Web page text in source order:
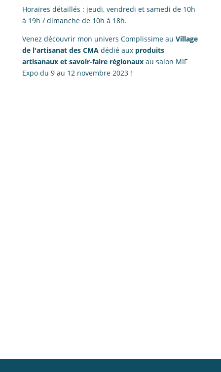
Horaires détaillés : jeudi, vendredi et samedi de 10h
à 19h / dimanche de 10h à 18h.
Venez découvrir mon univers Complissime au Village
de l'artisanat des CMAdédié aux produits
artisanaux et savoir-faire régionauxau salon MIF
Expo du 9 au 12 novembre 2023 !